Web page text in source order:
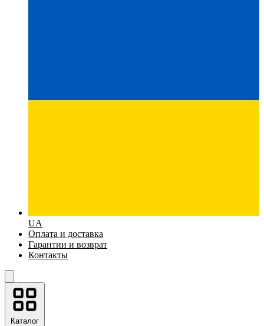
UA
Оплата и доставка
Гарантии и возврат
Контакты
Каталог